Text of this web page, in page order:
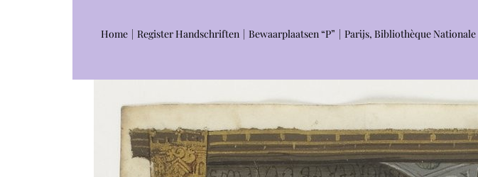
Home Register Handschriften Bewaarplaatsen “P” Parijs, Bibliothèque Nationale